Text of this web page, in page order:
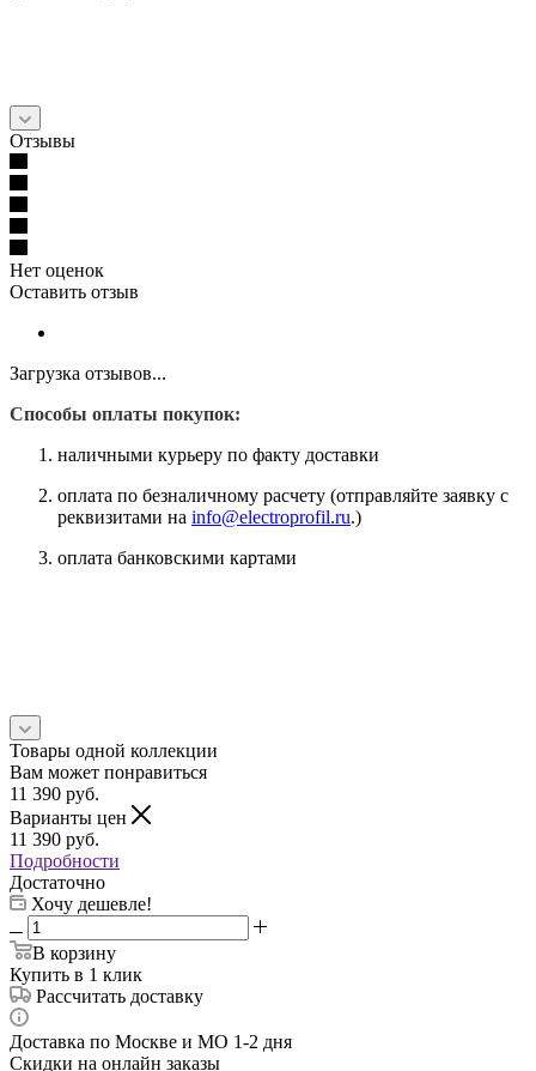
Отзывы
Нет оценок
Оставить отзыв
Загрузка отзывов...
Способы оплаты покупок:
наличными курьеру по факту доставки
оплата по безналичному расчету (отправляйте заявку с
реквизитами на info@electroprofil.ru.)
оплата банковскими картами
Товары одной коллекции
Вам может понравиться
11 390 руб.
Варианты цен
11 390 руб.
Подробности
Достаточно
Хочу дешевле!
В корзину
Купить в 1 клик
Рассчитать доставку
Доставка по Москве и МО 1-2 дня
Скидки на онлайн заказы